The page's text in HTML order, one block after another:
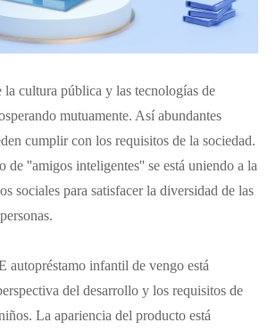
la cultura pública y las tecnologías de
mutuamente. Así abundantes
cumplir con los requisitos de la sociedad.
de ''amigos inteligentes'' se está uniendo a la
sociales para satisfacer la diversidad de las
infantil de vengo está
del desarrollo y los requisitos de
La apariencia del producto está